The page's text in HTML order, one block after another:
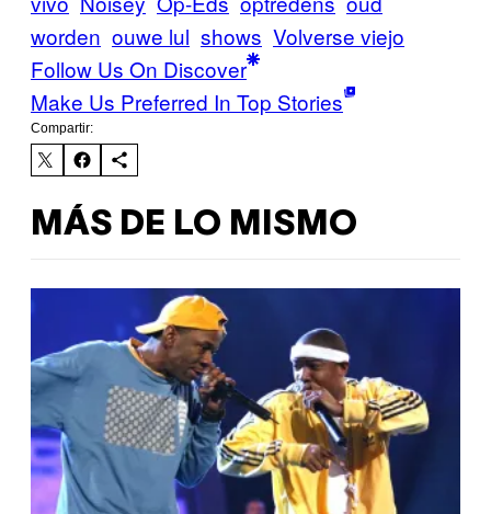
worden ouwe lul shows Volverse viejo
Follow Us On Discover
Make Us Preferred In Top Stories
Compartir:
MÁS DE LO MISMO